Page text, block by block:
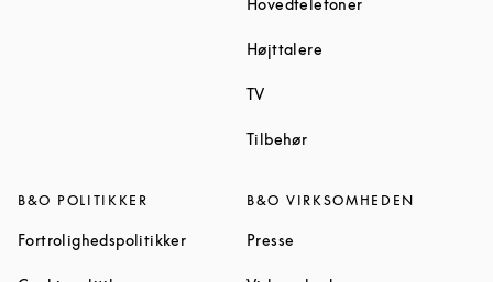
Hovedtelefoner
Højttalere
TVLink Opens in New Tab
TilbehørLink Opens in New Tab
B&O POLITIKKER
FortrolighedspolitikkerLink Opens in New Tab
B&O VIRKSOMHEDEN
Presse